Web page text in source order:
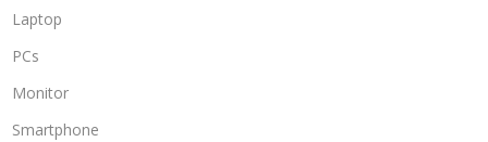
Laptop
PCs
Monitor
Smartphone